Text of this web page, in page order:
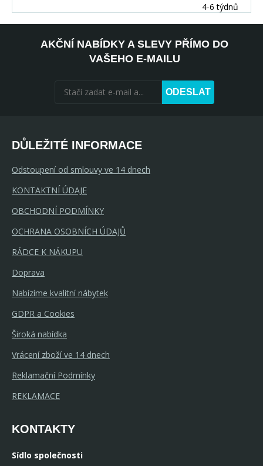
4-6 týdnů
AKČNÍ NABÍDKY A SLEVY PŘÍMO DO
VAŠEHO E-MAILU
ODESLAT
DŮLEŽITÉ INFORMACE
Odstoupení od smlouvy ve 14 dnech
KONTAKTNÍ ÚDAJE
OBCHODNÍ PODMÍNKY
OCHRANA OSOBNÍCH ÚDAJŮ
RÁDCE K NÁKUPU
Doprava
Nabízíme kvalitní nábytek
GDPR a Cookies
Široká nabídka
Vrácení zboží ve 14 dnech
Reklamační Podmínky
REKLAMACE
KONTAKTY
Sídlo společnosti